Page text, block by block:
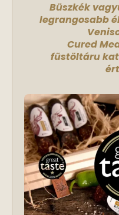
Büszkék
legrangosabb
Cured
füstöltáru